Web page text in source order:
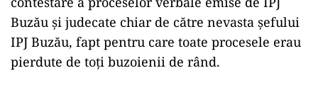
Buzău și judecate chiar de către nevasta șefului
IPJ Buzău, fapt pentru care toate procesele erau
pierdute de toți buzoienii de rând.